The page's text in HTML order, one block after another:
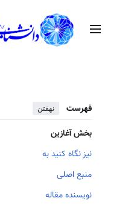
منوی اصلی
فهرست نهفتن
بخش آغازین
نیز نگاه کنید به
منبع اصلی
نویسنده مقاله